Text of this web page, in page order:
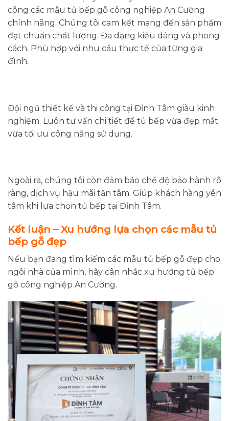
công các mẫu tủ bếp gỗ công nghiệp An Cường
chính hãng. Chúng tôi cam kết mang đến sản phẩm
đạt chuẩn chất lượng. Đa dạng kiểu dáng và phong
cách. Phù hợp với nhu cầu thực tế của từng gia
đình.
Đội ngũ thiết kế và thi công tại Đỉnh Tâm giàu kinh
nghiệm. Luôn tư vấn chi tiết để tủ bếp vừa đẹp mắt
vừa tối ưu công năng sử dụng.
Ngoài ra, chúng tôi còn đảm bảo chế độ bảo hành rõ
ràng, dịch vụ hậu mãi tận tâm. Giúp khách hàng yên
tâm khi lựa chọn tủ bếp tại Đỉnh Tâm.
Kết luận – Xu hướng lựa chọn các mẫu tủ
bếp gỗ đẹp
Nếu bạn đang tìm kiếm các mẫu tủ bếp gỗ đẹp cho
ngôi nhà của mình, hãy cân nhắc xu hướng tủ bếp
gỗ công nghiệp An Cường.